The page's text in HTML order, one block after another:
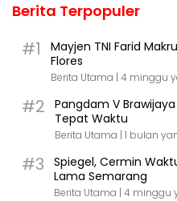
Berita Terpopuler
#1
Mayjen TNI Farid
Flores
Berita Utama | 4 minggu
#2
Pangdam V
Tepat Waktu
Berita Utama | 1 bulan
#3
Spiegel, Cermin
Lama Semarang
Berita Utama | 4 minggu